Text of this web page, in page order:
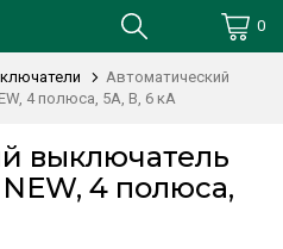
0
Автоматический
4 полюса, 5А, В, 6 кА
выключатель
4 полюса,